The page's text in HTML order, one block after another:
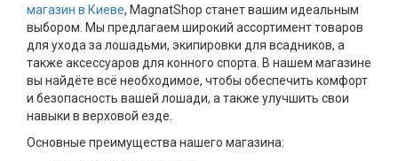
магазин в Киеве, MagnatShop станет вашим идеальным
выбором. Мы предлагаем широкий ассортимент товаров
для ухода за лошадьми, экипировки для всадников, а
также аксессуаров для конного спорта. В нашем магазине
вы найдёте всё необходимое, чтобы обеспечить комфорт
и безопасность вашей лошади, а также улучшить свои
навыки в верховой езде.
Основные преимущества нашего магазина: